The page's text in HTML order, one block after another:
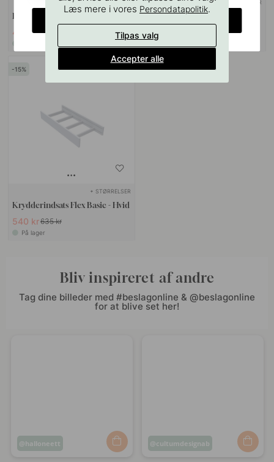
+ STØRRELSER
Bestikskuffe Flex Basic - Hvid
489 kr575 kr
+ STØRRELSER
Knivindsats Flex Basic - Hvid
599 kr
15
+ STØRRELSER
Krydderindsats Flex Basic - Hvid
540 kr635 kr
På lager
Bliv inspireret af andre
Tag dine billeder med #beslagonline & @beslagonline
for at blive set her!
Opslag
halloneett
Opslag
cultumdesignab
Læs mere i vores Persondatapolitik.
Tilpas valg
Accepter alle